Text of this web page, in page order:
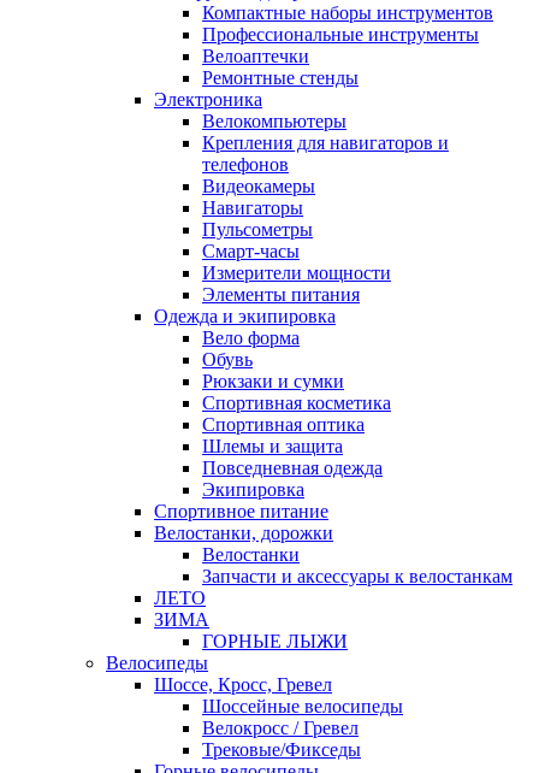
Компактные наборы инструментов
Профессиональные инструменты
Велоаптечки
Ремонтные стенды
Электроника
Велокомпьютеры
Крепления для навигаторов и
телефонов
Видеокамеры
Навигаторы
Пульсометры
Смарт-часы
Измерители мощности
Элементы питания
Одежда и экипировка
Вело форма
Обувь
Рюкзаки и сумки
Спортивная косметика
Спортивная оптика
Шлемы и защита
Повседневная одежда
Экипировка
Спортивное питание
Велостанки, дорожки
Велостанки
Запчасти и аксессуары к велостанкам
ЛЕТО
ЗИМА
ГОРНЫЕ ЛЫЖИ
Велосипеды
Шоссе, Кросс, Гревел
Шоссейные велосипеды
Велокросс / Гревел
Трековые/Фикседы